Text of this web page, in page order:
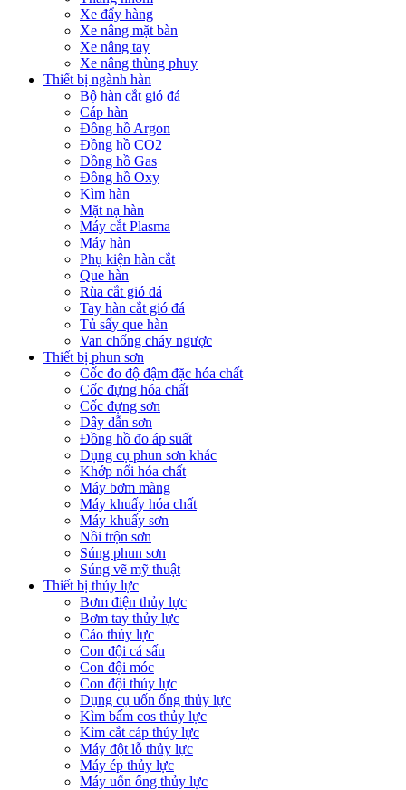
Xe đẩy hàng
Xe nâng mặt bàn
Xe nâng tay
Xe nâng thùng phuy
Thiết bị ngành hàn
Bộ hàn cắt gió đá
Cáp hàn
Đồng hồ Argon
Đồng hồ CO2
Đồng hồ Gas
Đồng hồ Oxy
Kìm hàn
Mặt nạ hàn
Máy cắt Plasma
Máy hàn
Phụ kiện hàn cắt
Que hàn
Rùa cắt gió đá
Tay hàn cắt gió đá
Tủ sấy que hàn
Van chống cháy ngược
Thiết bị phun sơn
Cốc đo độ đậm đặc hóa chất
Cốc đựng hóa chất
Cốc đựng sơn
Dây dẫn sơn
Đồng hồ đo áp suất
Dụng cụ phun sơn khác
Khớp nối hóa chất
Máy bơm màng
Máy khuấy hóa chất
Máy khuấy sơn
Nồi trộn sơn
Súng phun sơn
Súng vẽ mỹ thuật
Thiết bị thủy lực
Bơm điện thủy lực
Bơm tay thủy lực
Cảo thủy lực
Con đội cá sấu
Con đội móc
Con đội thủy lực
Dụng cụ uốn ống thủy lực
Kìm bấm cos thủy lực
Kìm cắt cáp thủy lực
Máy đột lỗ thủy lực
Máy ép thủy lực
Máy uốn ống thủy lực